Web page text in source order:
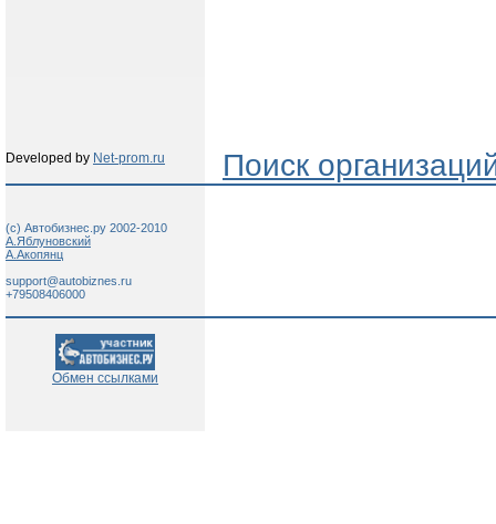
Developed by Net-prom.ru Поиск
(c) Автобизнес.ру 2002-2010
А.Яблуновский
А.Акопянц
support@autobiznes.ru
+79508406000
Обмен ссылками